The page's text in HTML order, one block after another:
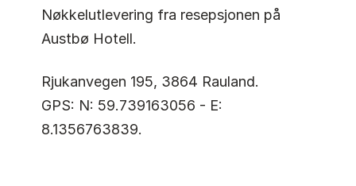
Nøkkelutlevering fra resepsjonen på
Austbø Hotell.
Rjukanvegen 195, 3864 Rauland.
GPS: N: 59.739163056 - E:
8.1356763839.